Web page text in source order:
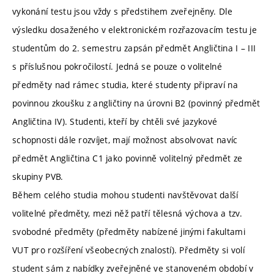
vykonání testu jsou vždy s předstihem zveřejněny. Dle
výsledku dosaženého v elektronickém rozřazovacím testu je
studentům do 2. semestru zapsán předmět Angličtina I – III
s příslušnou pokročilostí. Jedná se pouze o volitelné
předměty nad rámec studia, které studenty připraví na
povinnou zkoušku z angličtiny na úrovni B2 (povinný předmět
Angličtina IV). Studenti, kteří by chtěli své jazykové
schopnosti dále rozvíjet, mají možnost absolvovat navíc
předmět Angličtina C1 jako povinně volitelný předmět ze
skupiny PVB.
Během celého studia mohou studenti navštěvovat další
volitelné předměty, mezi něž patří tělesná výchova a tzv.
svobodné předměty (předměty nabízené jinými fakultami
VUT pro rozšíření všeobecných znalostí). Předměty si volí
student sám z nabídky zveřejněné ve stanoveném období v